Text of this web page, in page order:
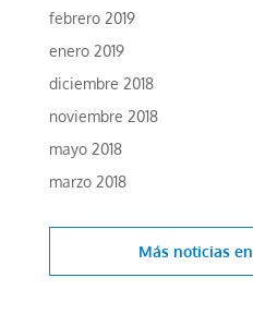
febrero 2019
enero 2019
diciembre 2018
noviembre 2018
mayo 2018
marzo 2018
Más noticias en